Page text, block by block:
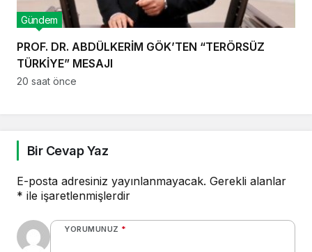
PROF. DR. ABDÜLKERİM GÖK’TEN “TERÖRSÜZ
TÜRKİYE” MESAJI
Gündem
20 saat önce
Bir Cevap Yaz
E-posta adresiniz yayınlanmayacak. Gerekli alanlar
* ile işaretlenmişlerdir
YORUMUNUZ *